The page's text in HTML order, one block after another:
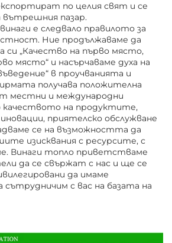
по целия свят и се
вътрешния пазар.
е следвало правилото за
Ние продължаваме да
си „Качество на първо място,
място“ и насърчаваме духа на
в проучванията и
получава положителна
местни и международни
качеството на продуктите,
приятелско обслужване
се на възможността да
изисквания с ресурсите, с
Винаги топло приветстваме
да се свържат с нас и ще се
да имаме
с вас на базата на